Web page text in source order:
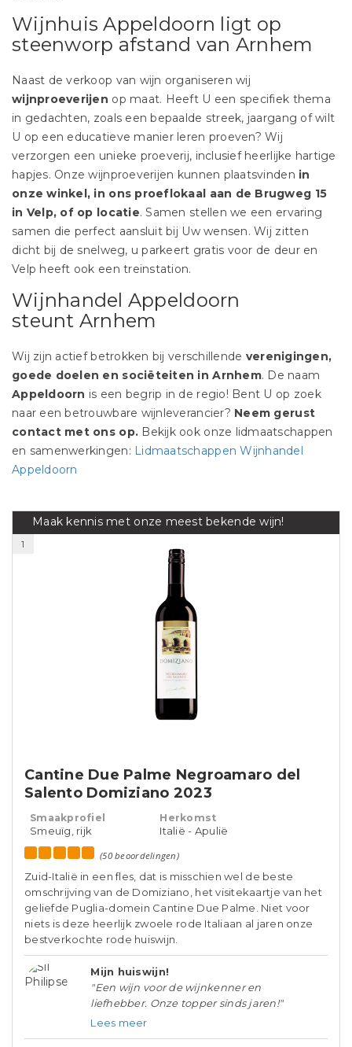
Wijnhuis Appeldoorn ligt op
steenworp afstand van Arnhem
Naast de verkoop van wijn organiseren wij
wijnproeverijen op maat. Heeft U een specifiek thema
in gedachten, zoals een bepaalde streek, jaargang of wilt
U op een educatieve manier leren proeven? Wij
verzorgen een unieke proeverij, inclusief heerlijke hartige
hapjes. Onze wijnproeverijen kunnen plaatsvinden in
onze winkel, in ons proeflokaal aan de Brugweg 15
in Velp, of op locatie. Samen stellen we een ervaring
samen die perfect aansluit bij Uw wensen. Wij zitten
dicht bij de snelweg, u parkeert gratis voor de deur en
Velp heeft ook een treinstation.
Wijnhandel Appeldoorn
steunt Arnhem
Wij zijn actief betrokken bij verschillende verenigingen,
goede doelen en sociëteiten in Arnhem. De naam
Appeldoorn is een begrip in de regio! Bent U op zoek
naar een betrouwbare wijnleverancier? Neem gerust
contact met ons op. Bekijk ook onze lidmaatschappen
en samenwerkingen: Lidmaatschappen Wijnhandel
Appeldoorn
Maak kennis met onze meest bekende wijn!
1
Cantine Due Palme Negroamaro del
Salento Domiziano 2023
Smaakprofiel
Smeuïg, rijk
Herkomst
Italië - Apulië
(50 beoordelingen)
Zuid-Italië in een fles, dat is misschien wel de beste
omschrijving van de Domiziano, het visitekaartje van het
geliefde Puglia-domein Cantine Due Palme. Niet voor
niets is deze heerlijk zwoele rode Italiaan al jaren onze
bestverkochte rode huiswijn.
Mijn huiswijn!
"Een wijn voor de wijnkenner en
liefhebber. Onze topper sinds jaren!"
Lees meer